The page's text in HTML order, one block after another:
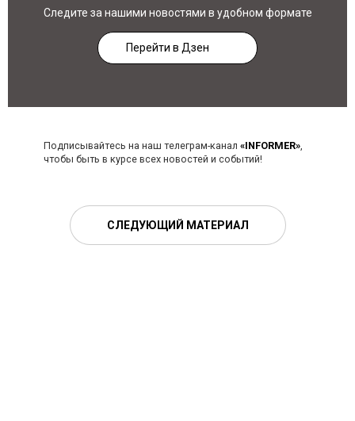
Следите за нашими новостями в удобном формате
Перейти в Дзен
Подписывайтесь на наш телеграм-канал «INFORMER»,
чтобы быть в курсе всех новостей и событий!
СЛЕДУЮЩИЙ МАТЕРИАЛ